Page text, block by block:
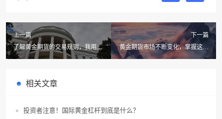
上一篇
了解黄金期货的交易规则，我用了
一个月才搞明白的那些事儿
下一篇
黄金期货市场不断变化，掌握这些
交易技巧才是制胜关键！
相关文章
投资者注意！国际黄金杠杆到底是什么？